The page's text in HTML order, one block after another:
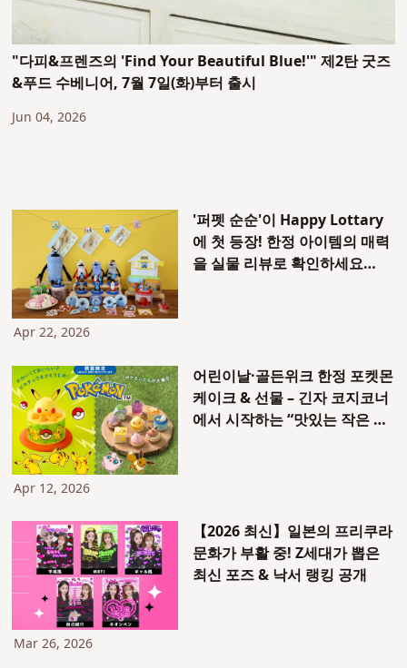
"다피&프렌즈의 'Find Your Beautiful Blue!'" 제2탄 굿즈
&푸드 수베니어, 7월 7일(화)부터 출시
Jun 04, 2026
'퍼펫 순순'이 Happy Lottary
에 첫 등장! 한정 아이템의 매력
을 실물 리뷰로 확인하세요
Apr 22, 2026
어린이날·골든위크 한정 포켓몬
케이크 & 선물 – 긴자 코지코너
에서 시작하는 “맛있는 작은 모
Apr 12, 2026
【2026 최신】일본의 프리쿠라
문화가 부활 중! Z세대가 뽑은
최신 포즈 & 낙서 랭킹 공개
Mar 26, 2026